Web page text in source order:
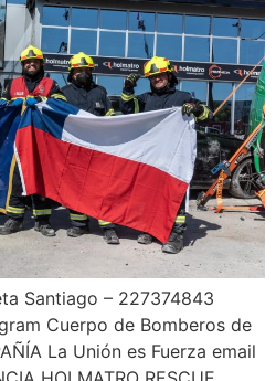
Santiago – 227374843
Cuerpo de Bomberos de
La Unión es Fuerza email